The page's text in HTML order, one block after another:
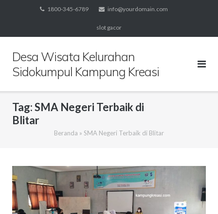
1800-345-6789 info@yourdomain.com
slot gacor
Desa Wisata Kelurahan
Sidokumpul Kampung Kreasi
Tag:SMA Negeri Terbaik di
Blitar
Beranda » SMA Negeri Terbaik di Blitar